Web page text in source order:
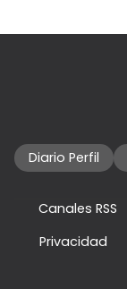
Diario Perfil
Canales RSS
Privacidad